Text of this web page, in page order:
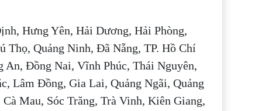
Hưng Yên, Hải Dương, Hải Phòng,
Thọ, Quảng Ninh, Đã Nẵng, TP. Hồ Chí
Đồng Nai, Vĩnh Phúc, Thái Nguyên,
Lâm Đồng, Gia Lai, Quảng Ngãi, Quảng
Mau, Sóc Trăng, Trà Vinh, Kiên Giang,